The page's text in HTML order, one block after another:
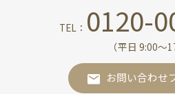
TEL： 0120-
（平日 9:00〜
お問い合わせ